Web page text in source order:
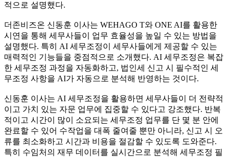
적으로 설명했다.
더존비즈온 신동훈 이사는 WEHAGO T와 ONE AI를 활용한
시연을 통해 세무사들이 업무 효율성을 높일 수 있는 방법을
설명했다. 특히 AI 세무조정이 세무사들에게 제공할 수 있는
매력적인 기능들을 중점적으로 소개했다. AI 세무조정은 복잡
한 세무조정 과정을 자동화하고, 법인세 신고 시 필수적인 세
무조정 사항을 AI가 자동으로 분석해 반영하는 것이다.
신동훈 이사는 AI 세무조정을 활용하면 세무사들이 더 전략적
이고 가치 있는 자문 업무에 집중할 수 있다고 강조했다. 반복
적이고 시간이 많이 소요되는 세무조정 업무를 단 몇 분 안에
완료할 수 있어 수작업을 대폭 줄여줄 뿐만 아니라, 신고 시 오
류를 최소화하고 시간과 비용을 절감할 수 있도록 도와준다.
특히 수임처의 재무 데이터를 실시간으로 분석해 세무조정 필